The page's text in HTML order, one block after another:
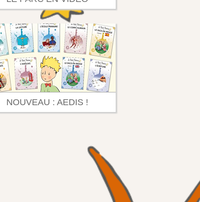
NOUVEAU : AEDIS !